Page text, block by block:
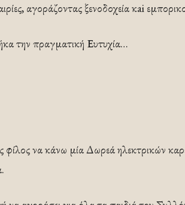
αγοράζοντας ξενοδοχεία κai
την πραγματική Ευτυχία…
φίλος να κάνω μία Δωρεά ηλεκτρικών